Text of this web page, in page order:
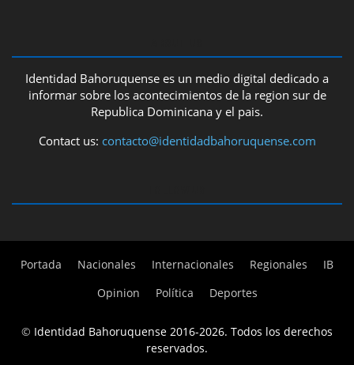
Identidad Bahoruquense es un medio digital dedicado a
informar sobre los acontecimientos de la region sur de
Republica Dominicana y el pais.
Contact us: contacto@identidadbahoruquense.com
Portada Nacionales Internacionales Regionales
IB
Opinion
Política Deportes
© Identidad Bahoruquense 2016-2026. Todos los derechos
reservados.